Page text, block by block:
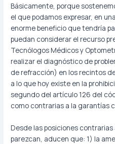
Básicamente, porque
el que podamos expresar, en
enorme beneficio que tendría
puedan considerar el recurso
Tecnólogos Médicos y
realizar el diagnóstico de
de refracción) en los recintos
a lo que hoy existe en la
segundo del artículo 126 del
como contrarias a la garantías
Desde las posiciones
parezcan, aducen que: 1) la